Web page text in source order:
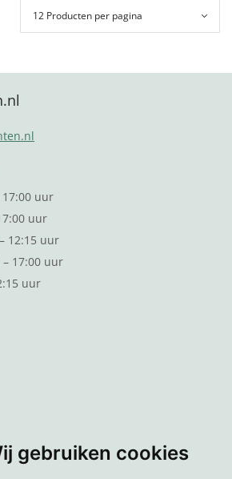
gebruiken cookies
uur
uur
12:15 uur
17:00 uur
uur